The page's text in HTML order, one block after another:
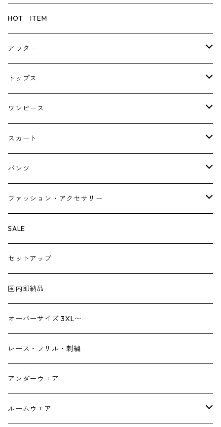
HOT ITEM
アウター
コート
ジャケット
トップス
ブラウス・シャツ
Tシャツ・スウェット・パーカー
ニット・カーディガン
ベスト・ジレ
ワンピース
キャミソールワンピース
ジャンパースカート
スカート
ペチスカート
パンツ
レギンス
ペチパンツ
サロペット
ジャンプスーツ
デニム
ファッション・アクセサリー
バック
トートバック
ショルダーバック
シューズ
ブーツ
パンプス
帽子
ヘアーアクセサリー
ストール
つけ襟
イヤリング・ピアス
SALE
セットアップ
国内即納品
オーバーサイズ 3XL〜
レース・フリル・刺繍
アンダーウエア
ルームウエア